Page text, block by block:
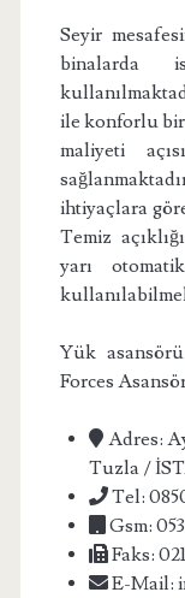
Seyir
binalarda
ile konforlu bir
maliyeti
ihtiyaçlara
Temiz
yarı
Yük
Forces
Adres:
Tuzla /
Tel:
Gsm:
Faks:
E-Mail: